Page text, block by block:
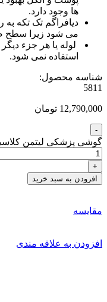
ها وجود دارد.
دیافراگم تک تکه
می شود زیرا
لوله یا هر جزء
استفاده نمی شود.
شناسه محصول:
5811
12,790,000 تومان
گوشی پزشکی لیتمن کلاسیک 3 دودی مشکی
افزودن به سبد خرید
مقایسه
افزودن به علاقه مندی